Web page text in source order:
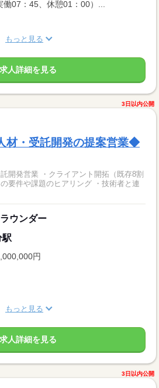
07：45、休憩01：00）...
もっと見る
求人詳細を見る
3日以内公開
材・受託開発の提案営業◆
開発営業 ・クライアント開拓（既存8割
要件や課題のヒアリング ・技術者と連
ウンダー
駅
円
もっと見る
求人詳細を見る
3日以内公開